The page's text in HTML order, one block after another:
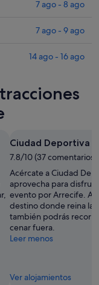
7 ago - 8 ago
7 ago - 9 ago
14 ago - 16 ago
Ciudad Deportiva
7.8/10 (37 comentarios)
Acércate a Ciudad
aprovecha para
evento por Arrecife.
destino donde reina la
también podrás
cenar fuera.
Leer menos
Ver alojamientos